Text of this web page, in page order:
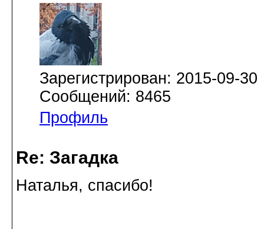
Зарегистрирован: 2015-09-30
Сообщений: 8465
Профиль
Re: Загадка
Наталья, спасибо!